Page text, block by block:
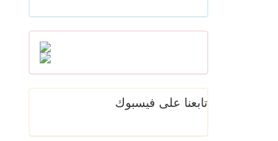
تابعنا على فيسبوك